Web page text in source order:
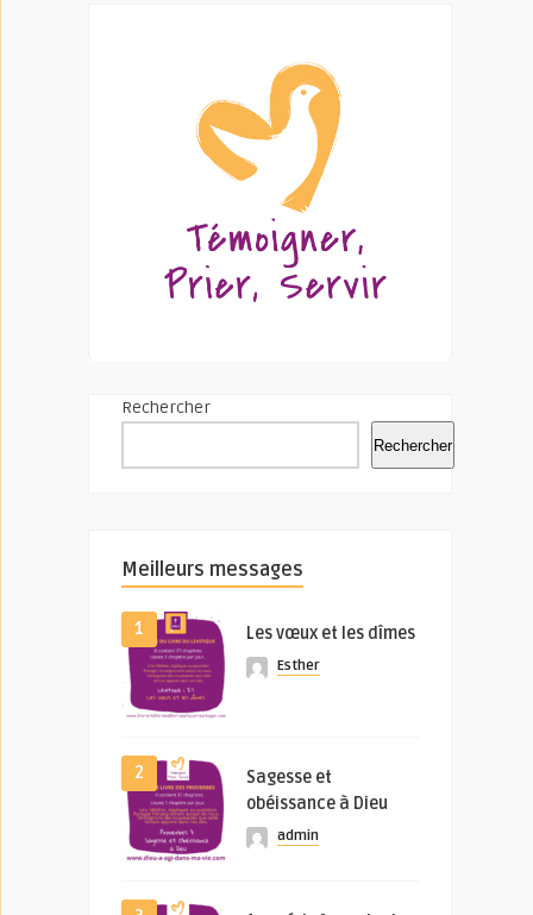
Rechercher
Rechercher
Meilleurs messages
1 Les vœux et les dîmes
Esther
2
Sagesse et
obéissance à Dieu
admin